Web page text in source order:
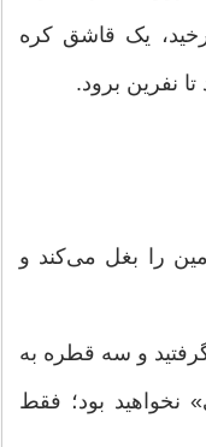
یک قاشق کره
نفرین برود.
را بغل می‌کند و
و سه قطره به
نخواهید بود؛ فقط